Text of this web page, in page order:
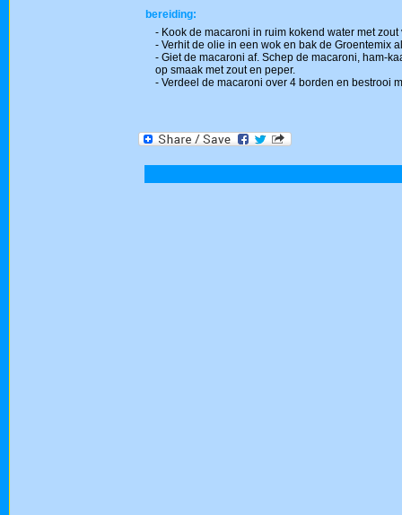
bereiding:
- Kook de macaroni in ruim kokend water met
- Verhit de olie in een wok en bak de Groentemix
- Giet de macaroni af. Schep de macaroni, ham-
op smaak met zout en peper.
- Verdeel de macaroni over 4 borden en bestrooi